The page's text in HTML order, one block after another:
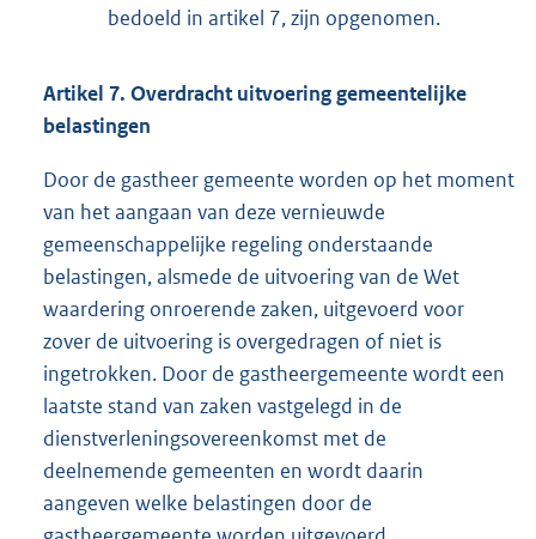
bedoeld in artikel 7, zijn opgenomen.
Artikel 7. Overdracht uitvoering gemeentelijke
belastingen
Door de gastheer gemeente worden op het moment
van het aangaan van deze vernieuwde
gemeenschappelijke regeling onderstaande
belastingen, alsmede de uitvoering van de Wet
waardering onroerende zaken, uitgevoerd voor
zover de uitvoering is overgedragen of niet is
ingetrokken. Door de gastheergemeente wordt een
laatste stand van zaken vastgelegd in de
dienstverleningsovereenkomst met de
deelnemende gemeenten en wordt daarin
aangeven welke belastingen door de